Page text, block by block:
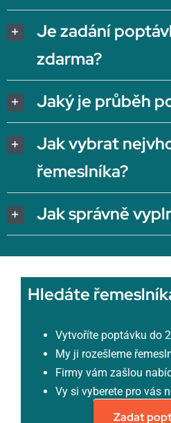
Je zadání
zdarma?
Jaký je průběh
Jak vybrat
řemeslníka?
Jak správně
Hledáte
Vytvoříte poptávku do
My ji rozešleme
Firmy vám zašlou
Vy si vyberete pro vás
Zadat